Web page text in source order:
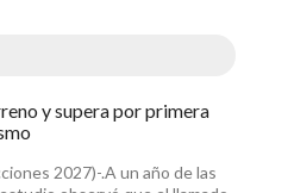
y supera por primera
2027)-.A un año de las